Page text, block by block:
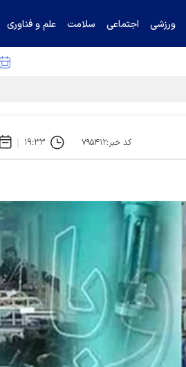
ورزشی اجتماعی سلامت علم و فناوری
کد خبر:۷۹۵۴۱۲ ۱۹:۳۳